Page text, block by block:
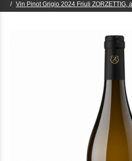
Vin Pinot Grigio 2024 Friuli ZORZETTIG,